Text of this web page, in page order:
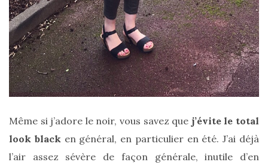
Zoom
sur
sac
Batman
Small
RSVP
Paris
Même si j’adore le noir, vous savez que j’évite le total
look blacken général, en particulier en été. J’ai déjà
l’air assez sévère de façon générale, inutile d’en